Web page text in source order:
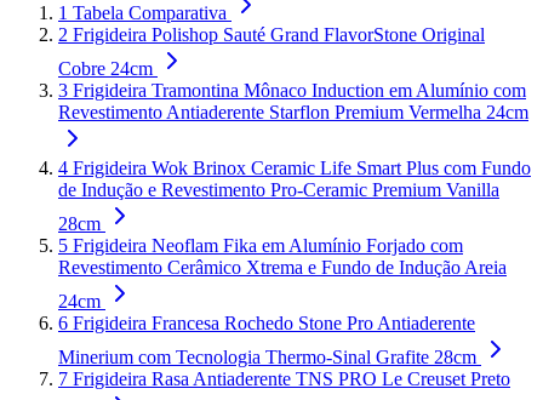
1 Tabela Comparativa
2 Frigideira Polishop Sauté Grand FlavorStone Original
Cobre 24cm
3 Frigideira Tramontina Mônaco Induction em Alumínio com
Revestimento Antiaderente Starflon Premium Vermelha 24cm
4 Frigideira Wok Brinox Ceramic Life Smart Plus com Fundo
de Indução e Revestimento Pro-Ceramic Premium Vanilla
28cm
5 Frigideira Neoflam Fika em Alumínio Forjado com
Revestimento Cerâmico Xtrema e Fundo de Indução Areia
24cm
6 Frigideira Francesa Rochedo Stone Pro Antiaderente
Minerium com Tecnologia Thermo-Sinal Grafite 28cm
7 Frigideira Rasa Antiaderente TNS PRO Le Creuset Preto